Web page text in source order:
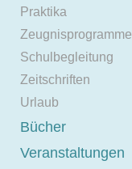
Praktika
Zeugnisprogramme
Schulbegleitung
Zeitschriften
Urlaub
Bücher
Veranstaltungen